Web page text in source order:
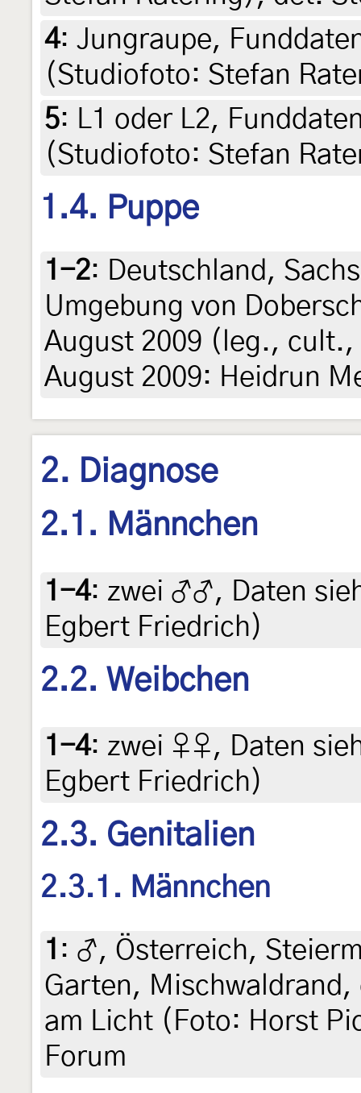
4: Jungraupe,
(Studiofoto: Stefan
5: L1 oder L2,
(Studiofoto: Stefan
1.4. Puppe
1-2: Deutschland,
Umgebung von
August 2009 (leg.,
August 2009: Heidrun
2. Diagnose
2.1. Männchen
1-4: zwei ♂♂, Daten
Egbert Friedrich)
2.2. Weibchen
1-4: zwei ♀♀, Daten
Egbert Friedrich)
2.3. Genitalien
2.3.1. Männchen
1 : ♂, Österreich,
Garten, Mischwaldrand,
am Licht (Foto: Horst
Forum